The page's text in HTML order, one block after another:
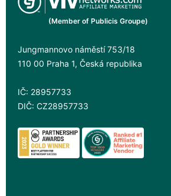
(Member of Publicis Groupe)
Jungmannovo náměstí 753/18
110 00 Praha 1, Česká republika
IČ: 28957733
DIČ: CZ28957733